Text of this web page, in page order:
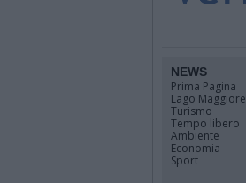
NEWS
Prima Pagina
Lago Maggiore
Turismo
Tempo libero
Ambiente
Economia
Sport